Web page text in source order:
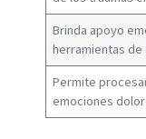
Brinda apoyo
herramientas
Permite
emociones